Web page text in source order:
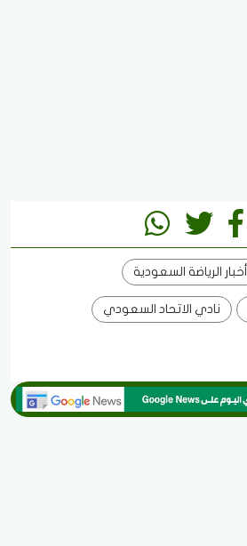
أخبار الرياضة السعودية
نادي الاتحاد السعودي